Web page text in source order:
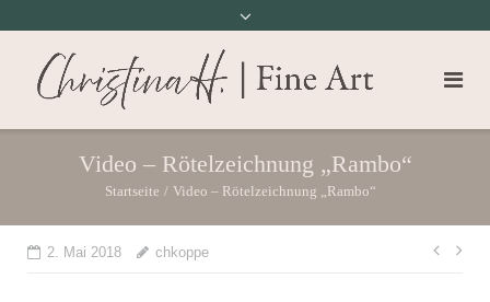
Video – Rötelzeichnung „Rambo“
Startseite / Video – Rötelzeichnung „Rambo“
2. Mai 2018 chkoppe